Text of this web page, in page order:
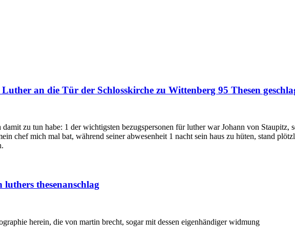
an die Tür der Schlosskirche zu Wittenberg 95 Thesen
zu tun habe: 1 der wichtigsten bezugspersonen für luther war Johann von Staupitz,
chef mich mal bat, während seiner abwesenheit 1 nacht sein haus zu hüten, stand
thesenanschlag
herein, die von martin brecht, sogar mit dessen eigenhändiger widmung